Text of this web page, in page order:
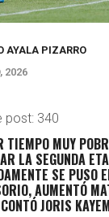
AYALA PIZARRO
2026
post: 340
TIEMPO MUY
LA SEGUNDA
SE PUSO
AUMENTÓ
JORIS